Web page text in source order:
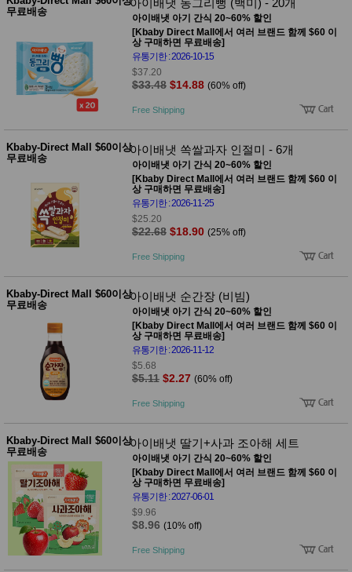
무료배송
아이배냇 아기 간식 20~60% 할인
[Kbaby Direct Mall에서 여러 브랜드 함께 $60 이
상 구매하면 무료배송]
유통기한 : 2026-10-15
$37.20
$33.48 $14.88 (60% off)
Free Shipping
Kbaby-Direct Mall $60이상
무료배송
아이배냇 쏙쌀과자 인절미 - 6개
아이배냇 아기 간식 20~60% 할인
[Kbaby Direct Mall에서 여러 브랜드 함께 $60 이
상 구매하면 무료배송]
유통기한 : 2026-11-25
$25.20
$22.68 $18.90 (25% off)
Free Shipping
Kbaby-Direct Mall $60이상
무료배송
아이배냇 순간장 (비빔)
아이배냇 아기 간식 20~60% 할인
[Kbaby Direct Mall에서 여러 브랜드 함께 $60 이
상 구매하면 무료배송]
유통기한 : 2026-11-12
$5.68
$5.11 $2.27 (60% off)
Free Shipping
Kbaby-Direct Mall $60이상
무료배송
아이배냇 딸기+사과 조아해 세트
아이배냇 아기 간식 20~60% 할인
[Kbaby Direct Mall에서 여러 브랜드 함께 $60 이
상 구매하면 무료배송]
유통기한 : 2027-06-01
$9.96
$8.96 (10% off)
Free Shipping